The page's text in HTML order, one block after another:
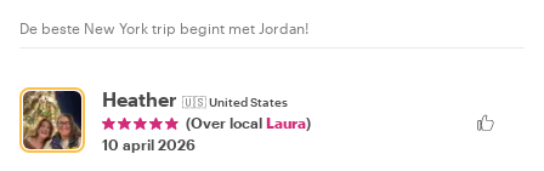
De beste New York trip begint met Jordan!
Heather 🇺🇸United States
(Over local Laura)
10 april 2026